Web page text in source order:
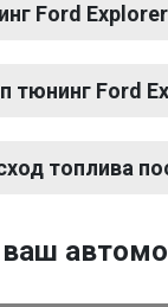
Ford
тюнинг Ford
топлива